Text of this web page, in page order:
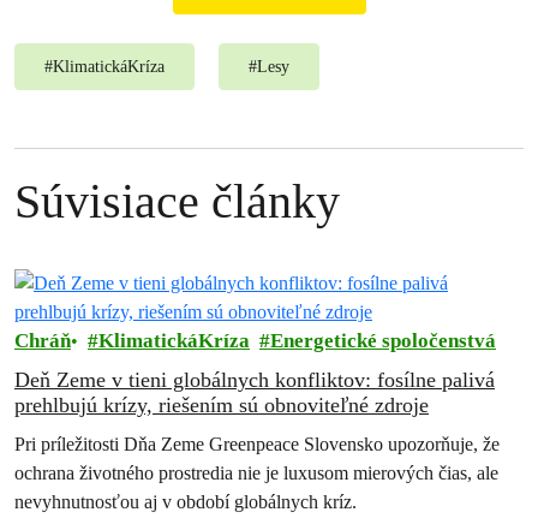
#KlimatickáKríza #Lesy
Súvisiace články
Chráň KlimatickáKríza Energetické spoločenstvá
Deň Zeme v tieni globálnych konfliktov: fosílne palivá
prehlbujú krízy, riešením sú obnoviteľné zdroje
Pri príležitosti Dňa Zeme Greenpeace Slovensko upozorňuje, že
ochrana životného prostredia nie je luxusom mierových čias, ale
nevyhnutnosťou aj v období globálnych kríz.